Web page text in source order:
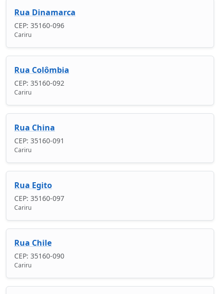
Rua Dinamarca
CEP: 35160-096
Cariru
Rua Colômbia
CEP: 35160-092
Cariru
Rua China
CEP: 35160-091
Cariru
Rua Egito
CEP: 35160-097
Cariru
Rua Chile
CEP: 35160-090
Cariru